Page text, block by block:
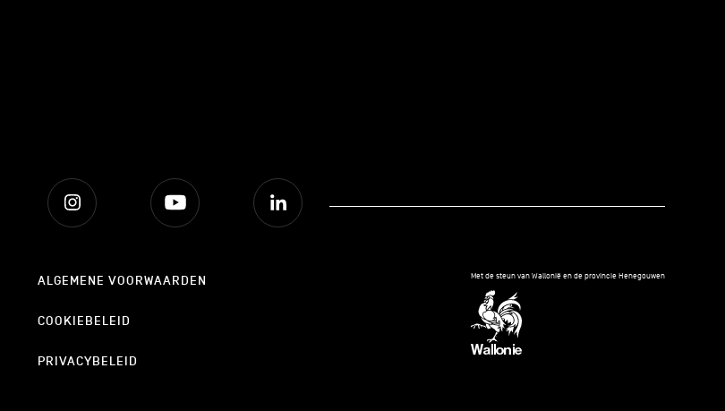
Facebook Instagram
ALGEMENE VOORWAARDEN
COOKIEBELEID
PRIVACYBELEID
Met de steun van Wallonië en de provincie Henegouwen